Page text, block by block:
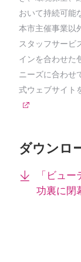
おいて持続可能
本市主催事業以
スタッフサービ
インを合わせた
ニーズに合わせ
式ウェブサイト
ダウンロ
「ビュ
功裏に閉